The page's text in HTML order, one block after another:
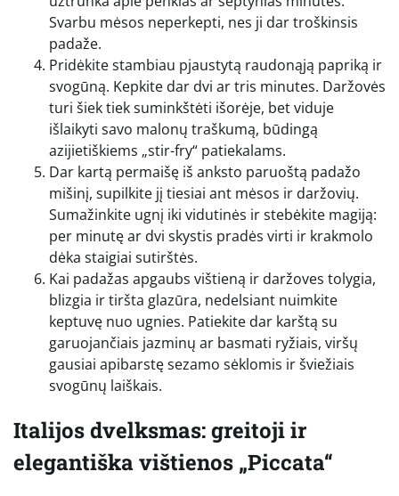
Svarbu mėsos neperkepti, nes ji dar troškinsis
padaže.
Pridėkite stambiau pjaustytą raudonąją papriką ir
svogūną. Kepkite dar dvi ar tris minutes. Daržovės
turi šiek tiek suminkštėti išorėje, bet viduje
išlaikyti savo malonų traškumą, būdingą
azijietiškiems „stir-fry“ patiekalams.
Dar kartą permaišę iš anksto paruoštą padažo
mišinį, supilkite jį tiesiai ant mėsos ir daržovių.
Sumažinkite ugnį iki vidutinės ir stebėkite magiją:
per minutę ar dvi skystis pradės virti ir krakmolo
dėka staigiai sutirštės.
Kai padažas apgaubs vištieną ir daržoves tolygia,
blizgia ir tiršta glazūra, nedelsiant nuimkite
keptuvę nuo ugnies. Patiekite dar karštą su
garuojančiais jazminų ar basmati ryžiais, viršų
gausiai apibarstę sezamo sėklomis ir šviežiais
svogūnų laiškais.
Italijos dvelksmas: greitoji ir
elegantiška vištienos „Piccata“